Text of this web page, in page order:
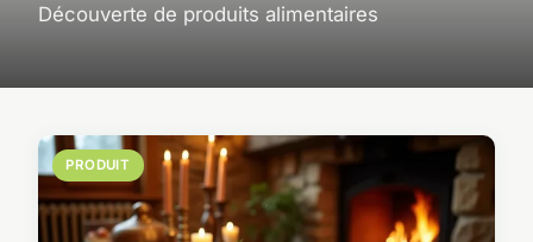
Découverte de produits alimentaires
PRODUIT